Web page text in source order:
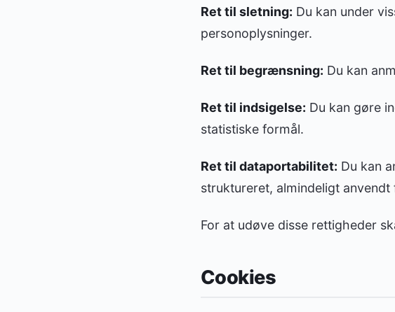
Ret til sletning: Du kan under
personoplysninger.
Ret til begrænsning: Du kan
Ret til indsigelse: Du kan gøre
statistiske formål.
Ret til dataportabilitet: Du kan
struktureret, almindeligt anvendt
For at udøve disse rettigheder
Cookies